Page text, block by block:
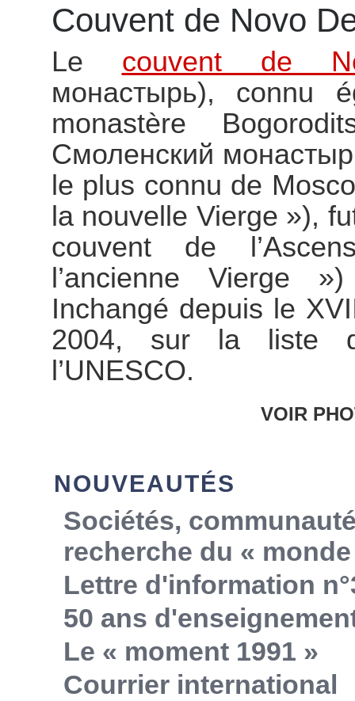
Couvent de Novo
Le couvent de
монастырь), connu
monastère
Смоленский
le plus connu de
la nouvelle Vierge »),
couvent de
l’ancienne Vierge
Inchangé depuis le
2004, sur la liste
l’UNESCO.
VOIR
NOUVEAUTÉS
Sociétés,
recherche du «
Lettre d'information
50 ans
Le « moment 1991 »
Courrier international